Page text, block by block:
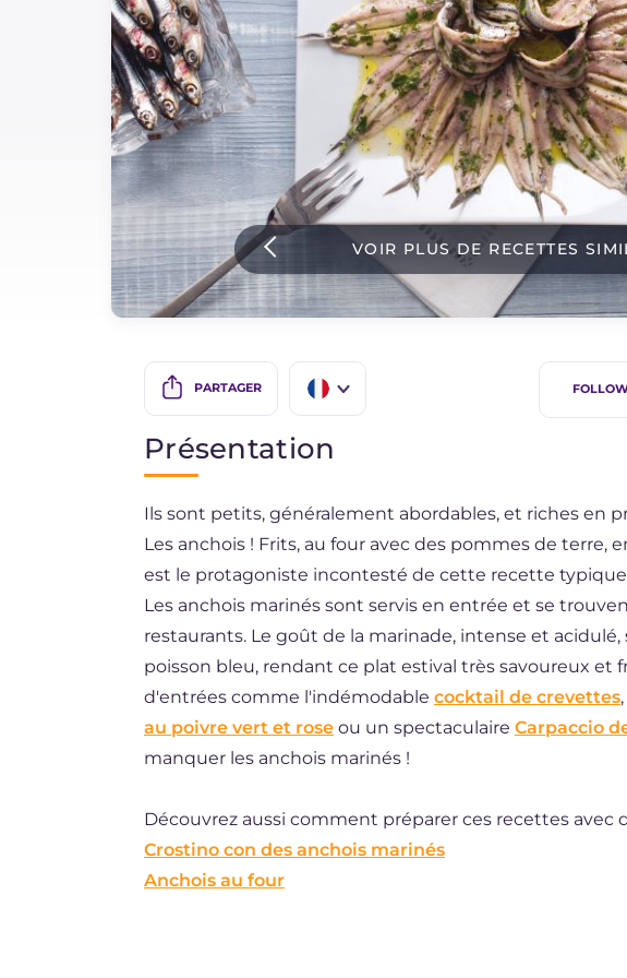
Dernieres recettes
IT Website
Instagram
YouTube
VOIR PLUS DE RECETTES
PARTAGER
ES
BR
NL
Présentation
Ils sont petits, généralement abordables, et riches en
Les anchois ! Frits, au four avec des pommes de terre,
est le protagoniste incontesté de cette recette typique
Les anchois marinés sont servis en entrée et se
restaurants. Le goût de la marinade, intense et acidulé,
poisson bleu, rendant ce plat estival très savoureux et
d'entrées comme l'indémodable cocktail de crevettes
au poivre vert et rose ou un spectaculaire Carpaccio
manquer les anchois marinés !
Découvrez aussi comment préparer ces recettes avec
Crostino con des anchois marinés
Anchois au four